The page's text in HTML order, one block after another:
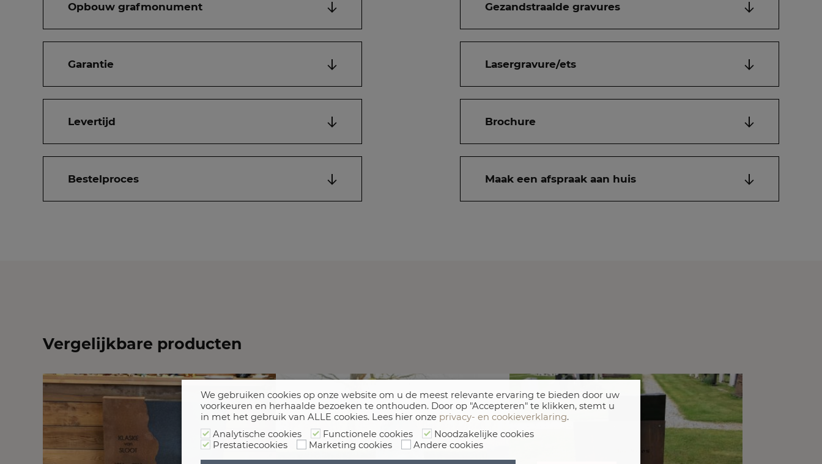
Opbouw grafmonument
Garantie
Levertijd
Bestelproces
Gezandstraalde gravures
Lasergravure/ets
Brochure
Maak een afspraak aan huis
Vergelijkbare producten
We gebruiken cookies op onze website om u de meest relevante ervaring te bieden door uw
voorkeuren en herhaalde bezoeken te onthouden. Door op "Accepteren" te klikken, stemt u
in met het gebruik van ALLE cookies. Lees hier onze privacy- en cookieverklaring.
Analytische cookies
Functionele cookies
Noodzakelijke cookies
Prestatiecookies
Marketing cookies Andere cookies